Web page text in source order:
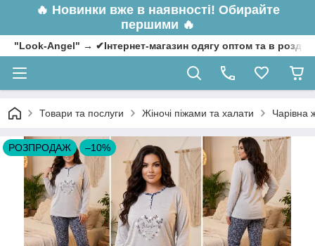
🔥 Новинки вже в наявності! Обирайте
першими 🔥
"Look-Angel" → ✔Інтернет-магазин одягу оптом та в
Товари та послуги Жіночі піжами та халати Чарівна
РОЗПРОДАЖ –10%